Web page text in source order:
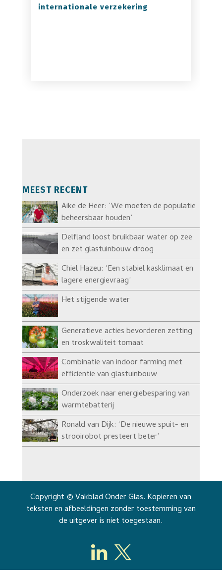
internationale verzekering
MEEST RECENT
Aike de Heer: ‘We moeten de populatie
beheersbaar houden’
Delfland loost bruikbaar water op zee
en zet glastuinbouw droog
Chiel Hazeu: ‘Een stabiel kasklimaat en
lagere energievraag’
Het stijgende water
Generatieve acties bevorderen zetting
en troskwaliteit tomaat
Combinatie van indoor farming met
efficiëntie van glastuinbouw
Onderzoek naar energiebesparing van
warmtebatterij
Ronald van Dijk: ‘De nieuwe spuit- en
strooirobot presteert beter’
Copyright © Vakblad Onder Glas. Kopiëren van
teksten en afbeeldingen zonder toestemming van
de uitgever is niet toegestaan.